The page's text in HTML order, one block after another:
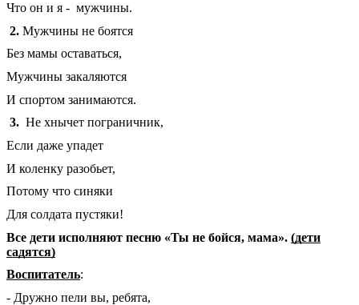
Что он и я - мужчины.
2. Мужчины не боятся
Без мамы оставаться,
Мужчины закаляются
И спортом занимаются.
3. Не хнычет пограничник,
Если даже упадет
И коленку разобьет,
Потому что синяки
Для солдата пустяки!
Все дети исполняют песню «Ты не бойся, мама». (дети
садятся)
Воспитатель:
- Дружно пели вы, ребята,